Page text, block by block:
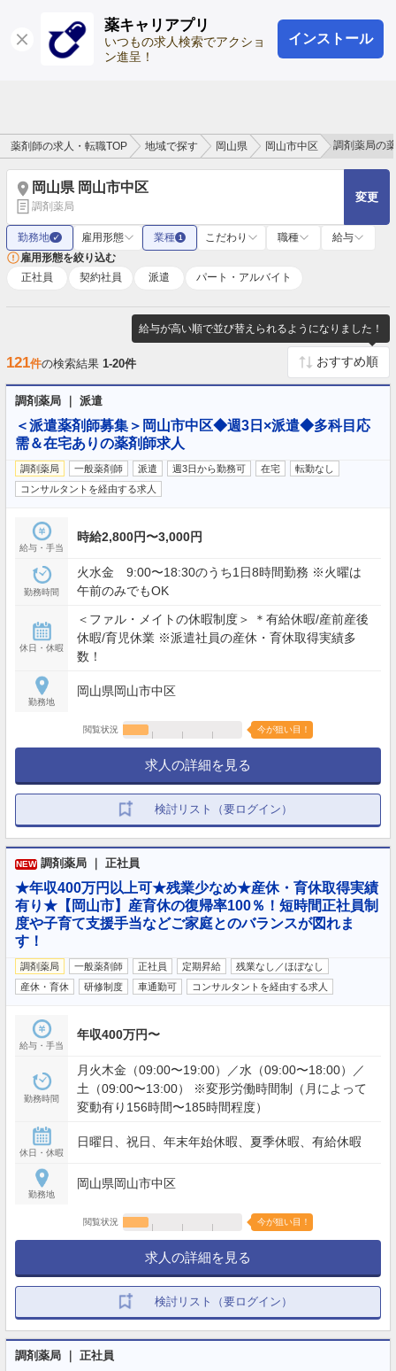
薬キャリアプリ
いつもの求人検索でアクショ
ン進呈！
インストール
ログイン 会員登録
薬剤師の求人・転職TOP 地域で探す 岡山県 岡山市中区 調剤薬局の
岡山県 岡山市中区
調剤薬局
変更
勤務地 ✓ 雇用形態 業種 1 こだわり 職種
給与
雇用形態を絞り込む
正社員
契約社員 派遣 パート・アルバイト
給与が高い順で並び替えられるようになりました！
121件の検索結果 1-20件
調剤薬局 ｜ 派遣
＜派遣薬剤師募集＞岡山市中区◆週3日×派遣◆多科目応
需＆在宅ありの薬剤師求人
調剤薬局 一般薬剤師 派遣 週3日から勤務可 在宅
転勤なし
コンサルタントを経由する求人
給与・手当
時給2,800円〜3,000円
勤務時間
火水金 9:00〜18:30のうち1日8時間勤務 ※火曜は
午前のみでもOK
休日・休暇
＜ファル・メイトの休暇制度＞ ＊有給休暇/産前産後
休暇/育児休業 ※派遣社員の産休・育休取得実績多
数！
勤務地
岡山県岡山市中区
閲覧状況 今が狙い目！
求人の詳細を見る
検討リスト（要ログイン）
NEW 調剤薬局 ｜ 正社員
★年収400万円以上可★残業少なめ★産休・育休取得実績
有り★【岡山市】産育休の復帰率100％！短時間正社員制
度や子育て支援手当などご家庭とのバランスが図れま
す！
調剤薬局 一般薬剤師 正社員 定期昇給
残業なし／ほぼなし
産休・育休
研修制度 車通勤可 コンサルタントを経由する求人
給与・手当
年収400万円〜
勤務時間
月火木金（09:00〜19:00）／水（09:00〜18:00）／
土（09:00〜13:00） ※変形労働時間制（月によって
変動有り156時間〜185時間程度）
休日・休暇
日曜日、祝日、年末年始休暇、夏季休暇、有給休暇
勤務地
岡山県岡山市中区
閲覧状況 今が狙い目！
求人の詳細を見る
検討リスト（要ログイン）
調剤薬局 ｜ 正社員